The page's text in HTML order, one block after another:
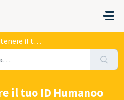
tuo ID Humanoo
il tuo ID Humanoo